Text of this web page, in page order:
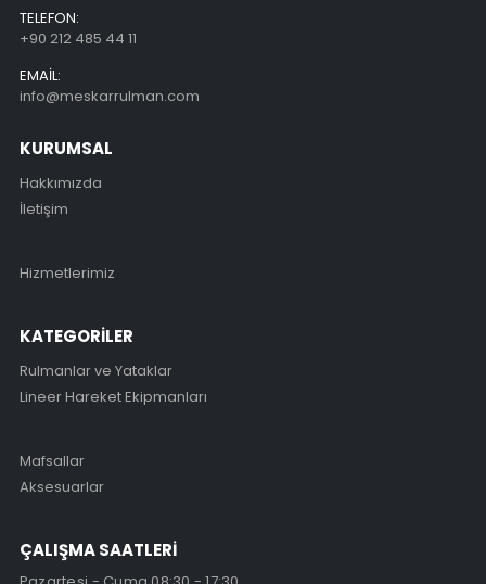
TELEFON:
+90 212 485 44 11
EMAIL:
info@meskarrulman.com
KURUMSAL
Hakkımızda
İletişim
Hizmetlerimiz
KATEGORİLER
Rulmanlar ve Yataklar
Lineer Hareket Ekipmanları
Mafsallar
Aksesuarlar
ÇALIŞMA SAATLERİ